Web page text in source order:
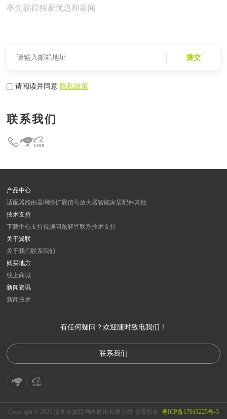
率先获得独家优惠和新闻
提交
请阅读并同意隐私政策
联系我们
产品中心
适配器路由器 网络扩展信号放大器智能家居配件其他
技术支持
下载中心支持视频问题解答联系技术支持
关于翼联
关于我们联系我们
购买地方
线上商城
新闻资讯
新闻技术
有任何疑问？欢迎随时致电我们！
联系我们
Copyright © 2025 深圳市翼联网络通讯有限公司 版权所有 粤ICP备17013225号-3